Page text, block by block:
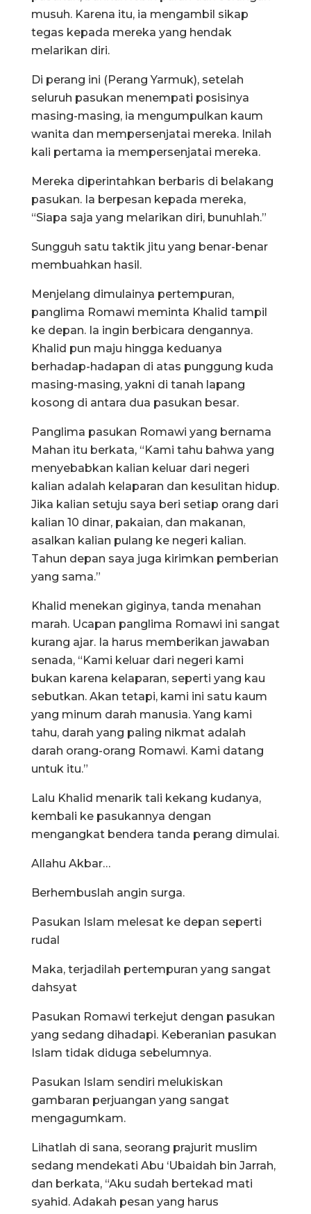
musuh. Karena itu, ia mengambil sikap
tegas kepada mereka yang hendak
melarikan diri.
Di perang ini (Perang Yarmuk), setelah
seluruh pasukan menempati posisinya
masing-masing, ia mengumpulkan kaum
wanita dan mempersenjatai mereka. Inilah
kali pertama ia mempersenjatai mereka.
Mereka diperintahkan berbaris di belakang
pasukan. Ia berpesan kepada mereka,
“Siapa saja yang melarikan diri, bunuhlah.”
Sungguh satu taktik jitu yang benar-benar
membuahkan hasil.
Menjelang dimulainya pertempuran,
panglima Romawi meminta Khalid tampil
ke depan. Ia ingin berbicara dengannya.
Khalid pun maju hingga keduanya
berhadap-hadapan di atas punggung kuda
masing-masing, yakni di tanah lapang
kosong di antara dua pasukan besar.
Panglima pasukan Romawi yang bernama
Mahan itu berkata, “Kami tahu bahwa yang
menyebabkan kalian keluar dari negeri
kalian adalah kelaparan dan kesulitan hidup.
Jika kalian setuju saya beri setiap orang dari
kalian 10 dinar, pakaian, dan makanan,
asalkan kalian pulang ke negeri kalian.
Tahun depan saya juga kirimkan pemberian
yang sama.”
Khalid menekan giginya, tanda menahan
marah. Ucapan panglima Romawi ini sangat
kurang ajar. Ia harus memberikan jawaban
senada, “Kami keluar dari negeri kami
bukan karena kelaparan, seperti yang kau
sebutkan. Akan tetapi, kami ini satu kaum
yang minum darah manusia. Yang kami
tahu, darah yang paling nikmat adalah
darah orang-orang Romawi. Kami datang
untuk itu.”
Lalu Khalid menarik tali kekang kudanya,
kembali ke pasukannya dengan
mengangkat bendera tanda perang dimulai.
Allahu Akbar…
Berhembuslah angin surga.
Pasukan Islam melesat ke depan seperti
rudal
Maka, terjadilah pertempuran yang sangat
dahsyat
Pasukan Romawi terkejut dengan pasukan
yang sedang dihadapi. Keberanian pasukan
Islam tidak diduga sebelumnya.
Pasukan Islam sendiri melukiskan
gambaran perjuangan yang sangat
mengagumkam.
Lihatlah di sana, seorang prajurit muslim
sedang mendekati Abu ‘Ubaidah bin Jarrah,
dan berkata, “Aku sudah bertekad mati
syahid. Adakah pesan yang harus